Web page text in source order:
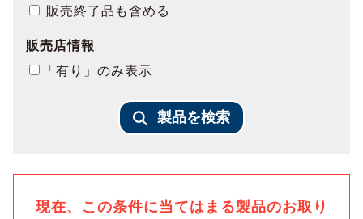
販売終了品も含める
販売店情報
「有り」のみ表示
製品を検索
現在、この条件に当てはまる製品のお取り